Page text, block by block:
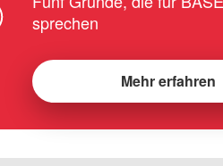
sprechen
Mehr erfahren